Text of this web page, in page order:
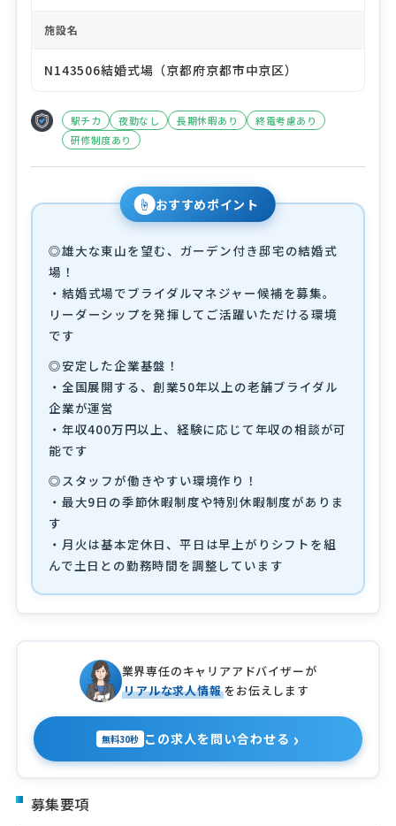
施設名
N143506結婚式場（京都府京都市中京区）
駅チカ 夜勤なし 長期休暇あり
終電考慮あり
研修制度あり
☝ おすすめポイント
◎雄大な東山を望む、ガーデン付き邸宅の結婚式
場！
・結婚式場でブライダルマネジャー候補を募集。
リーダーシップを発揮してご活躍いただける環境
です
◎安定した企業基盤！
・全国展開する、創業50年以上の老舗ブライダル
企業が運営
・年収400万円以上、経験に応じて年収の相談が可
能です
◎スタッフが働きやすい環境作り！
・最大9日の季節休暇制度や特別休暇制度がありま
す
・月火は基本定休日、平日は早上がりシフトを組
んで土日との勤務時間を調整しています
業界専任のキャリアアドバイザーが
リアルな求人情報をお伝えします
無料30秒 この求人を問い合わせる ›
募集要項